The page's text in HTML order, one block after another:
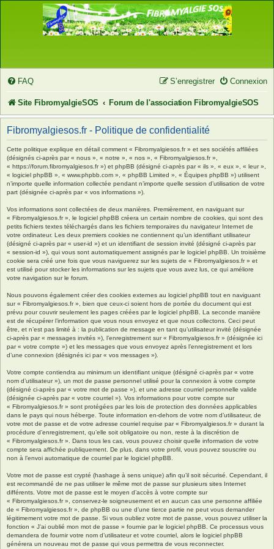
FAQ Connexion
S’enregistrer
Site FibromyalgieSOS Forum de l'association FibromyalgieSOS
Fibromyalgiesos.fr - Politique de confidentialité
Cette politique explique en détail comment « Fibromyalgiesos.fr » et ses sociétés affiliées
(désignés ci-après par « nous », « notre », « nos », « Fibromyalgiesos.fr »,
« https://forum.fibromyalgiesos.fr ») et phpBB (désigné ci-après par « ils », « eux », « leur »,
« logiciel phpBB », « www.phpbb.com », « phpBB Limited », « Équipes phpBB ») utilisent
n’importe quelle information collectée pendant n’importe quelle session d’utilisation de votre
part (désignée ci-après par « vos informations »).
Vos informations sont collectées de deux manières. Premièrement, en naviguant sur
« Fibromyalgiesos.fr », le logiciel phpBB créera un certain nombre de cookies, qui sont des
petits fichiers textes téléchargés dans les fichiers temporaires du navigateur Internet de
votre ordinateur. Les deux premiers cookies ne contiennent qu’un identifiant utilisateur
(désigné ci-après par « user-id ») et un identifiant de session invité (désigné ci-après par
« session-id »), qui vous sont automatiquement assignés par le logiciel phpBB. Un troisième
cookie sera créé une fois que vous naviguerez sur les sujets de « Fibromyalgiesos.fr » et
est utilisé pour stocker les informations sur les sujets que vous avez lus, ce qui améliore
votre navigation sur le forum.
Nous pouvons également créer des cookies externes au logiciel phpBB tout en naviguant
sur « Fibromyalgiesos.fr », bien que ceux-ci soient hors de portée du document qui est
prévu pour couvrir seulement les pages créées par le logiciel phpBB. La seconde manière
est de récupérer l’information que vous nous envoyez et que nous collectons. Ceci peut
être, et n’est pas limité à : la publication de message en tant qu’utilisateur invité (désignée
ci-après par « messages invités »), l’enregistrement sur « Fibromyalgiesos.fr » (désignée ici
par « votre compte ») et les messages que vous envoyez après l’enregistrement et lors
d’une connexion (désignés ici par « vos messages »).
Votre compte contiendra au minimum un identifiant unique (désigné ci-après par « votre
nom d’utilisateur »), un mot de passe personnel utilisé pour la connexion à votre compte
(désigné ci-après par « votre mot de passe »), et une adresse courriel personnelle valide
(désignée ci-après par « votre courriel »). Vos informations pour votre compte sur
« Fibromyalgiesos.fr » sont protégées par les lois de protection des données applicables
dans le pays qui nous héberge. Toute information en-dehors de votre nom d’utilisateur, de
votre mot de passe et de votre adresse courriel requise par « Fibromyalgiesos.fr » durant la
procédure d’enregistrement, qu’elle soit obligatoire ou non, reste à la discrétion de
« Fibromyalgiesos.fr ». Dans tous les cas, vous pouvez choisir quelle information de votre
compte sera affichée publiquement. De plus, dans votre profil, vous pouvez souscrire ou
non à l’envoi automatique de courriel par le logiciel phpBB.
Votre mot de passe est crypté (hashage à sens unique) afin qu’il soit sécurisé. Cependant, il
est recommandé de ne pas utiliser le même mot de passe sur plusieurs sites Internet
différents. Votre mot de passe est le moyen d’accès à votre compte sur
« Fibromyalgiesos.fr », conservez-le soigneusement et en aucun cas une personne affiliée
de « Fibromyalgiesos.fr », de phpBB ou une d’une tierce partie ne peut vous demander
légitimement votre mot de passe. Si vous oubliez votre mot de passe, vous pouvez utiliser la
fonction « J’ai oublié mon mot de passe » fournie par le logiciel phpBB. Ce processus vous
demandera de fournir votre nom d’utilisateur et votre courriel, alors le logiciel phpBB
générera un nouveau mot de passe qui vous permettra de vous reconnecter.